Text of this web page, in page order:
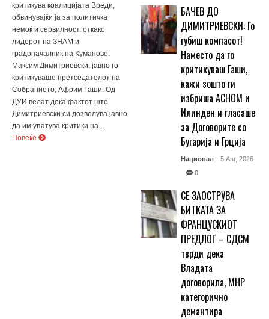
критикува коалицијата Вреди,
обвинувајќи ја за политичка
немоќ и сервилност, откако
лидерот на ЗНАМ и
градоначалник на Куманово,
Максим Димитриевски, јавно го
критикуваше претседателот на
Собранието, Африм Гаши. Од
ДУИ велат дека фактот што
Димитриевски си дозволува јавно
да им упатува критики на ...
Повеќе
БАЧЕВ ДО
ДИМИТРИЕВСКИ: Го
губиш компасот!
Наместо да го
критикуваш Гаши,
кажи зошто ги
избриша АСНОМ и
Илинден и гласаше
за Договорите со
Бугарија и Грција
Национал - 5 Авг, 2026
0
СЕ ЗАОСТРУВА
БИТКАТА ЗА
ФРАНЦУСКИОТ
ПРЕДЛОГ – СДСМ
тврди дека
Владата
договорила, МНР
категорично
демантира